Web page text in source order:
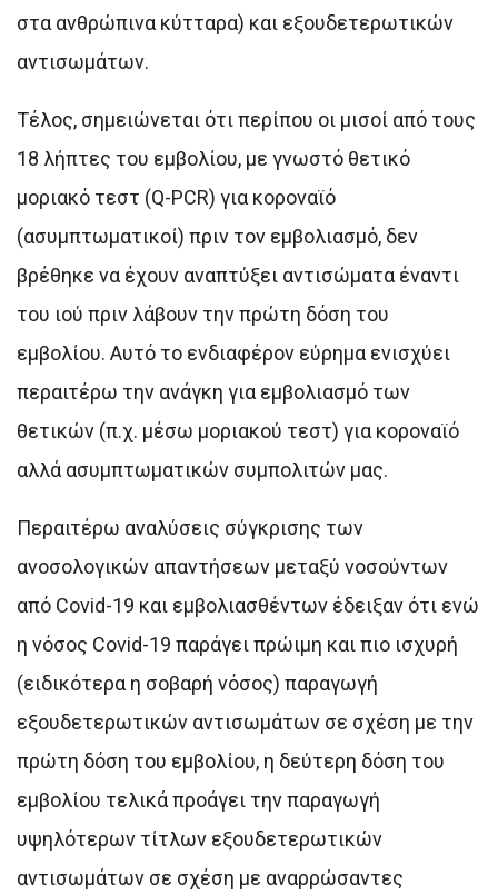
στα ανθρώπινα κύτταρα) και εξουδετερωτικών
αντισωμάτων.
Τέλος, σημειώνεται ότι περίπου οι μισοί από τους
18 λήπτες του εμβολίου, με γνωστό θετικό
μοριακό τεστ (Q-PCR) για κοροναϊό
(ασυμπτωματικοί) πριν τον εμβολιασμό, δεν
βρέθηκε να έχουν αναπτύξει αντισώματα έναντι
του ιού πριν λάβουν την πρώτη δόση του
εμβολίου. Αυτό το ενδιαφέρον εύρημα ενισχύει
περαιτέρω την ανάγκη για εμβολιασμό των
θετικών (π.χ. μέσω μοριακού τεστ) για κοροναϊό
αλλά ασυμπτωματικών συμπολιτών μας.
Περαιτέρω αναλύσεις σύγκρισης των
ανοσολογικών απαντήσεων μεταξύ νοσούντων
από Covid-19 και εμβολιασθέντων έδειξαν ότι ενώ
η νόσος Covid-19 παράγει πρώιμη και πιο ισχυρή
(ειδικότερα η σοβαρή νόσος) παραγωγή
εξουδετερωτικών αντισωμάτων σε σχέση με την
πρώτη δόση του εμβολίου, η δεύτερη δόση του
εμβολίου τελικά προάγει την παραγωγή
υψηλότερων τίτλων εξουδετερωτικών
αντισωμάτων σε σχέση με αναρρώσαντες